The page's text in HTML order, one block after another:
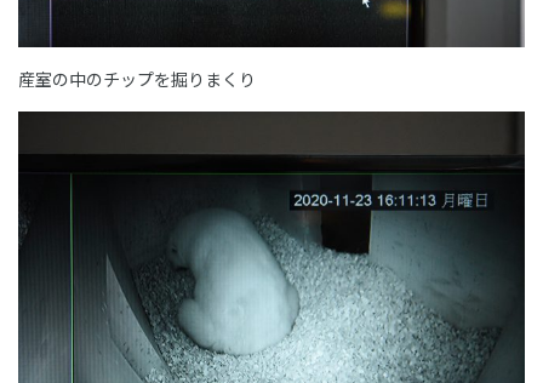
産室の中のチップを掘りまくり